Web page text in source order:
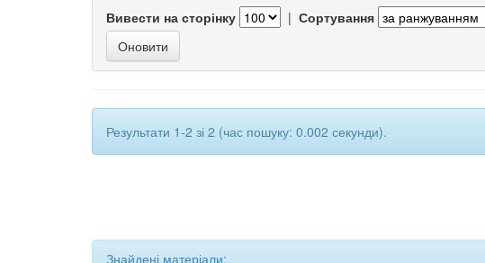
Вивести на сторінку | Сортування
Результати 1-2 зі 2 (час пошуку: 0.002 секунди).
Знайдені матеріали: